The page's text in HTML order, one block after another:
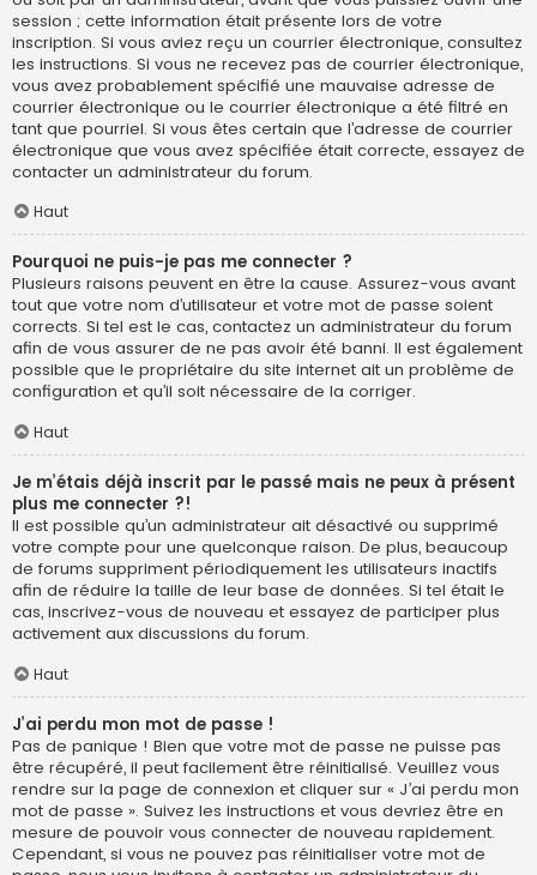
session ; cette information était présente lors de votre
inscription. Si vous aviez reçu un courrier électronique, consultez
les instructions. Si vous ne recevez pas de courrier électronique,
vous avez probablement spécifié une mauvaise adresse de
courrier électronique ou le courrier électronique a été filtré en
tant que pourriel. Si vous êtes certain que l’adresse de courrier
électronique que vous avez spécifiée était correcte, essayez de
contacter un administrateur du forum.
Haut
Pourquoi ne puis-je pas me connecter ?
Plusieurs raisons peuvent en être la cause. Assurez-vous avant
tout que votre nom d’utilisateur et votre mot de passe soient
corrects. Si tel est le cas, contactez un administrateur du forum
afin de vous assurer de ne pas avoir été banni. Il est également
possible que le propriétaire du site internet ait un problème de
configuration et qu’il soit nécessaire de la corriger.
Haut
Je m’étais déjà inscrit par le passé mais ne peux à présent
plus me connecter ?!
Il est possible qu’un administrateur ait désactivé ou supprimé
votre compte pour une quelconque raison. De plus, beaucoup
de forums suppriment périodiquement les utilisateurs inactifs
afin de réduire la taille de leur base de données. Si tel était le
cas, inscrivez-vous de nouveau et essayez de participer plus
activement aux discussions du forum.
Haut
J’ai perdu mon mot de passe !
Pas de panique ! Bien que votre mot de passe ne puisse pas
être récupéré, il peut facilement être réinitialisé. Veuillez vous
rendre sur la page de connexion et cliquer sur « J’ai perdu mon
mot de passe ». Suivez les instructions et vous devriez être en
mesure de pouvoir vous connecter de nouveau rapidement.
Cependant, si vous ne pouvez pas réinitialiser votre mot de